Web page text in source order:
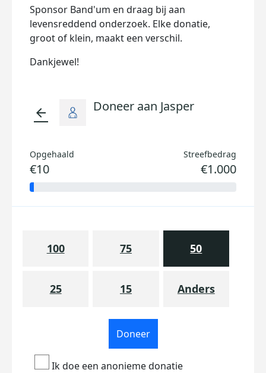
Sponsor Band'um en draag bij aan
levensreddend onderzoek. Elke donatie,
groot of klein, maakt een verschil.
Dankjewel!
arrow_back Doneer aan Jasper
Opgehaald
€10
Streefbedrag
€1.000
100 75 50
25 15 Anders
Doneer
Ik doe een anonieme donatie